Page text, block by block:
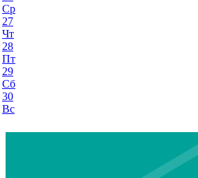
Ср
27
Чт
28
Пт
29
Сб
30
Вс